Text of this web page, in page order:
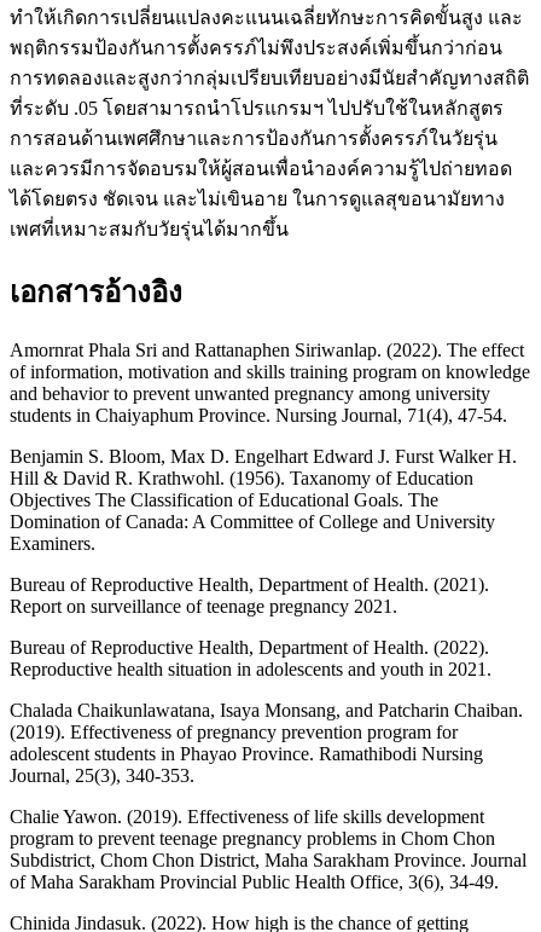
ทำให้เกิดการเปลี่ยนแปลงคะแนนเฉลี่ยทักษะการคิดขั้นสูง และ
พฤติกรรมป้องกันการตั้งครรภ์ไม่พึงประสงค์เพิ่มขึ้นกว่าก่อน
การทดลองและสูงกว่ากลุ่มเปรียบเทียบอย่างมีนัยสำคัญทางสถิติ
ที่ระดับ .05 โดยสามารถนำโปรแกรมฯ ไปปรับใช้ในหลักสูตร
การสอนด้านเพศศึกษาและการป้องกันการตั้งครรภ์ในวัยรุ่น
และควรมีการจัดอบรมให้ผู้สอนเพื่อนำองค์ความรู้ไปถ่ายทอด
ได้โดยตรง ชัดเจน และไม่เขินอาย ในการดูแลสุขอนามัยทาง
เพศที่เหมาะสมกับวัยรุ่นได้มากขึ้น
เอกสารอ้างอิง
Amornrat Phala Sri and Rattanaphen Siriwanlap. (2022). The effect
of information, motivation and skills training program on knowledge
and behavior to prevent unwanted pregnancy among university
students in Chaiyaphum Province. Nursing Journal, 71(4), 47-54.
Benjamin S. Bloom, Max D. Engelhart Edward J. Furst Walker H.
Hill & David R. Krathwohl. (1956). Taxanomy of Education
Objectives The Classification of Educational Goals. The
Domination of Canada: A Committee of College and University
Examiners.
Bureau of Reproductive Health, Department of Health. (2021).
Report on surveillance of teenage pregnancy 2021.
Bureau of Reproductive Health, Department of Health. (2022).
Reproductive health situation in adolescents and youth in 2021.
Chalada Chaikunlawatana, Isaya Monsang, and Patcharin Chaiban.
(2019). Effectiveness of pregnancy prevention program for
adolescent students in Phayao Province. Ramathibodi Nursing
Journal, 25(3), 340-353.
Chalie Yawon. (2019). Effectiveness of life skills development
program to prevent teenage pregnancy problems in Chom Chon
Subdistrict, Chom Chon District, Maha Sarakham Province. Journal
of Maha Sarakham Provincial Public Health Office, 3(6), 34-49.
Chinida Jindasuk. (2022). How high is the chance of getting